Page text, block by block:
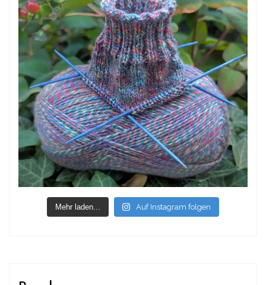
Mehr laden... Auf Instagram folgen